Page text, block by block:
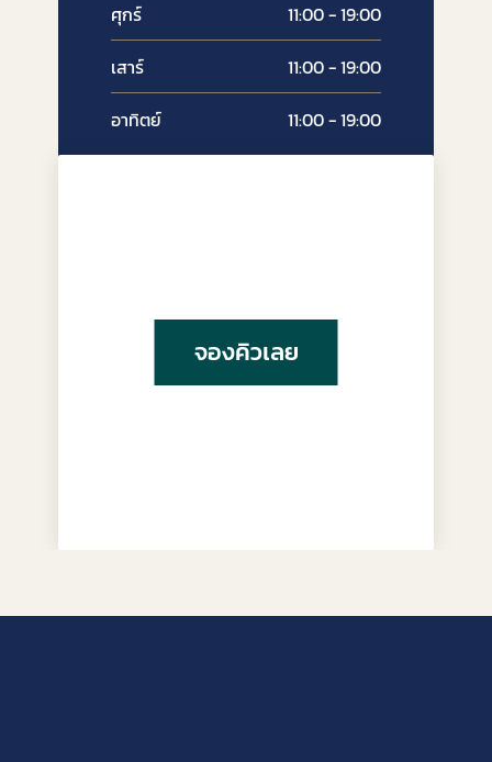
ศุกร์
11:00 - 19:00
เสาร์
11:00 - 19:00
อาทิตย์
11:00 - 19:00
จองคิวเลย